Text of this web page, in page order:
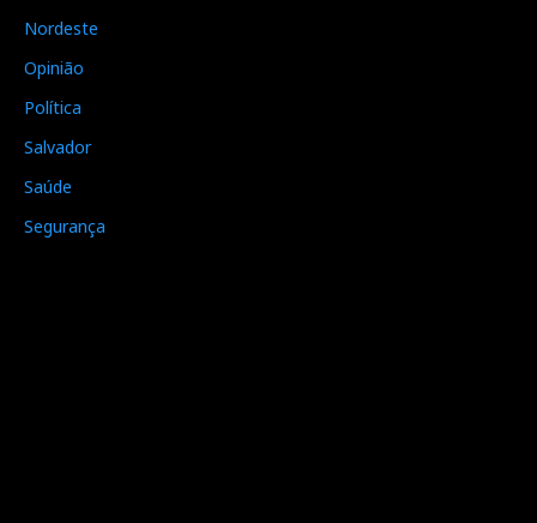
Nordeste
Opinião
Política
Salvador
Saúde
Segurança